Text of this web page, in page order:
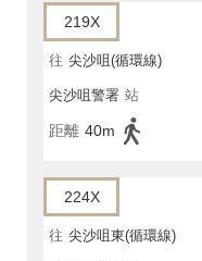
219X
往 尖沙咀(循環線)
尖沙咀警署 站
距離 40m
224X
往 尖沙咀東(循環線)